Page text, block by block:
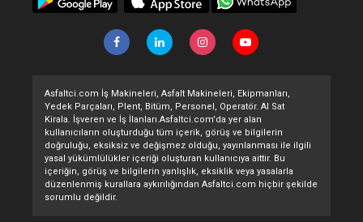
Asfaltci.com İş Makineleri, Asfalt Makineleri, Ekipmanları,
Yedek Parçaları, Plent, Bitüm, Personel, Operatör. Al Sat
Kirala. İşveren ve İş İlanları.Asfaltci.com'da yer alan
kullanıcıların oluşturduğu tüm içerik, görüş ve bilgilerin
doğruluğu, eksiksiz ve değişmez olduğu, yayınlanması ile ilgili
yasal yükümlülükler içeriği oluşturan kullanıcıya aittir. Bu
içeriğin, görüş ve bilgilerin yanlışlık, eksiklik veya yasalarla
düzenlenmiş kurallara aykırılığından Asfaltci.com hiçbir şekilde
sorumlu değildir.